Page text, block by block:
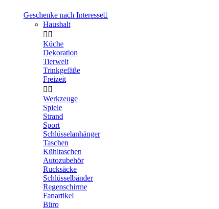
Geschenke nach Interesse
Haushalt
 
Küche
Dekoration
Tierwelt
Trinkgefäße
Freizeit
 
Werkzeuge
Spiele
Strand
Sport
Schlüsselanhänger
Taschen
Kühltaschen
Autozubehör
Rucksäcke
Schlüsselbänder
Regenschirme
Fanartikel
Büro